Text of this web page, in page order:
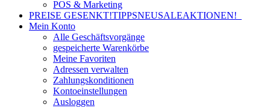
POS & Marketing
PREISE GESENKT!TIPPSNEUSALEAKTIONEN!
Mein Konto
Alle Geschäftsvorgänge
gespeicherte Warenkörbe
Meine Favoriten
Adressen verwalten
Zahlungskonditionen
Kontoeinstellungen
Ausloggen